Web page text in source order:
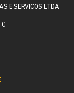
E SERVICOS LTDA